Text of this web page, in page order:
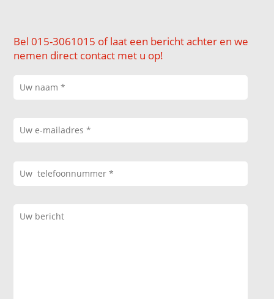
Bel 015-3061015 of laat een bericht achter en we
nemen direct contact met u op!